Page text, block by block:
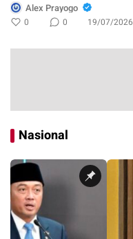
Alex Prayogo
0 0 19/07/2026
Nasional